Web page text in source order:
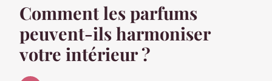
Comment les parfums
peuvent-ils harmoniser
votre intérieur ?